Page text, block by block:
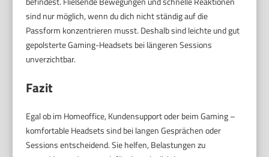
sind nur möglich, wenn du dich nicht ständig auf die
Passform konzentrieren musst. Deshalb sind leichte und gut
gepolsterte Gaming-Headsets bei längeren Sessions
unverzichtbar.
Fazit
Egal ob im Homeoffice, Kundensupport oder beim Gaming –
komfortable Headsets sind bei langen Gesprächen oder
Sessions entscheidend. Sie helfen, Belastungen zu